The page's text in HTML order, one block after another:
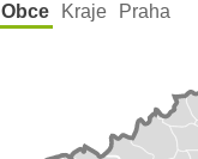
Obce Kraje Praha